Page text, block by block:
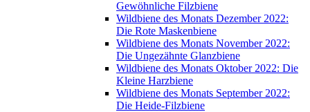
Gewöhnliche Filzbiene
Wildbiene des Monats Dezember 2022:
Die Rote Maskenbiene
Wildbiene des Monats November 2022:
Die Ungezähnte Glanzbiene
Wildbiene des Monats Oktober 2022: Die
Kleine Harzbiene
Wildbiene des Monats September 2022:
Die Heide-Filzbiene